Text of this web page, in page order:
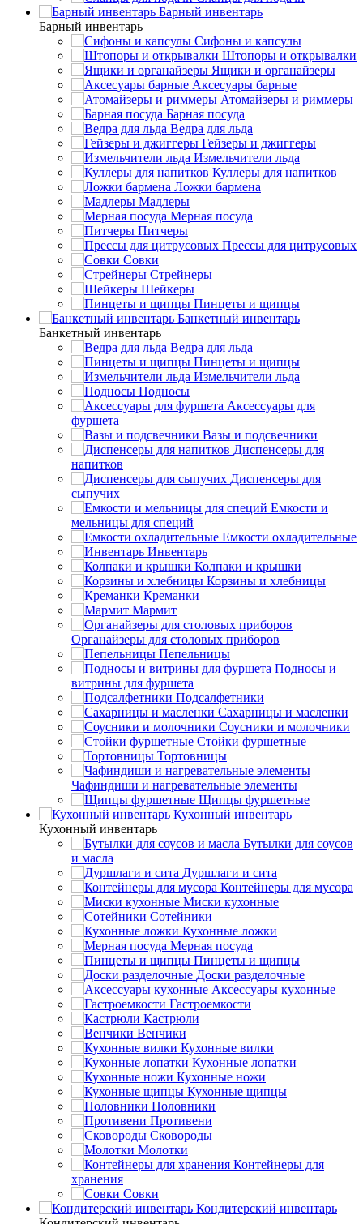
Барный инвентарь
Барный инвентарь
Сифоны и капсулы
Штопоры и открывалки
Ящики и органайзеры
Аксесуары барные
Атомайзеры и риммеры
Барная посуда
Ведра для льда
Гейзеры и джиггеры
Измельчители льда
Куллеры для напитков
Ложки бармена
Мадлеры
Мерная посуда
Питчеры
Прессы для цитрусовых
Совки
Стрейнеры
Шейкеры
Пинцеты и щипцы
Банкетный инвентарь
Банкетный инвентарь
Ведра для льда
Пинцеты и щипцы
Измельчители льда
Подносы
Аксессуары для
фуршета
Вазы и подсвечники
Диспенсеры для
напитков
Диспенсеры для
сыпучих
Емкости и
мельницы для специй
Емкости охладительные
Инвентарь
Колпаки и крышки
Корзины и хлебницы
Креманки
Мармит
Органайзеры для столовых приборов
Пепельницы
Подносы и
витрины для фуршета
Подсалфетники
Сахарницы и масленки
Соусники и молочники
Стойки фуршетные
Тортовницы
Чафиндиши и нагревательные элементы
Щипцы фуршетные
Кухонный инвентарь
Кухонный инвентарь
Бутылки для соусов
и масла
Дуршлаги и сита
Контейнеры для мусора
Миски кухонные
Сотейники
Кухонные ложки
Мерная посуда
Пинцеты и щипцы
Доски разделочные
Аксессуары кухонные
Гастроемкости
Кастрюли
Венчики
Кухонные вилки
Кухонные лопатки
Кухонные ножи
Кухонные щипцы
Половники
Противени
Сковороды
Молотки
Контейнеры для
хранения
Совки
Кондитерский инвентарь